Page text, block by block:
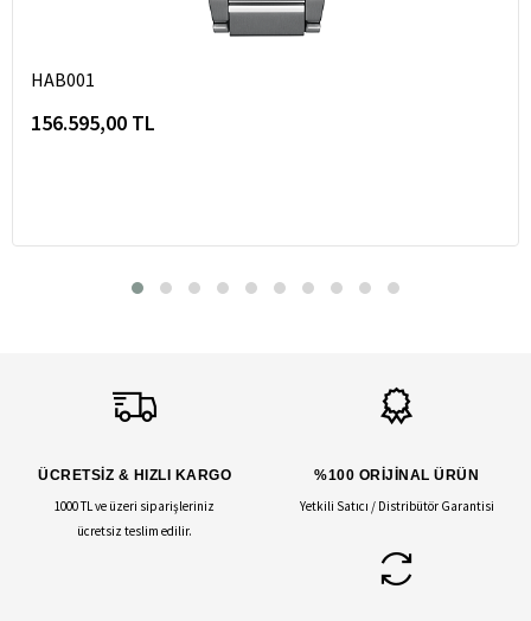
HAB001
156.595,00 TL
ÜCRETSİZ & HIZLI KARGO
1000 TL ve üzeri siparişleriniz
ücretsiz teslim edilir.
%100 ORİJİNAL ÜRÜN
Yetkili Satıcı / Distribütör Garantisi